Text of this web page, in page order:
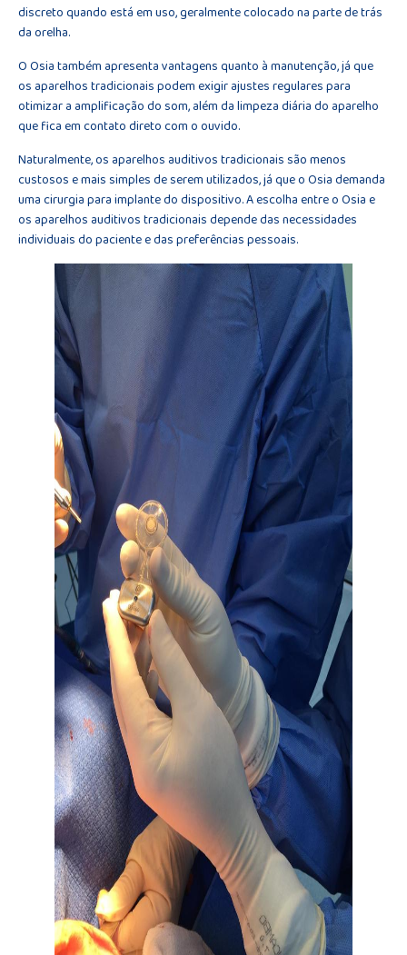
discreto quando está em uso, geralmente colocado na parte de trás
da orelha.
O Osia também apresenta vantagens quanto à manutenção, já que
os aparelhos tradicionais podem exigir ajustes regulares para
otimizar a amplificação do som, além da limpeza diária do aparelho
que fica em contato direto com o ouvido.
Naturalmente, os aparelhos auditivos tradicionais são menos
custosos e mais simples de serem utilizados, já que o Osia demanda
uma cirurgia para implante do dispositivo. A escolha entre o Osia e
os aparelhos auditivos tradicionais depende das necessidades
individuais do paciente e das preferências pessoais.